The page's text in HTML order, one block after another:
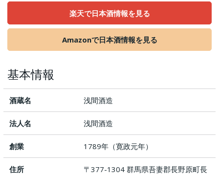
楽天で日本酒情報を見る
Amazonで日本酒情報を見る
基本情報
酒蔵名 浅間酒造
法人名 浅間酒造
創業 1789年（寛政元年）
住所
〒377-1304 群馬県吾妻郡長野原町長